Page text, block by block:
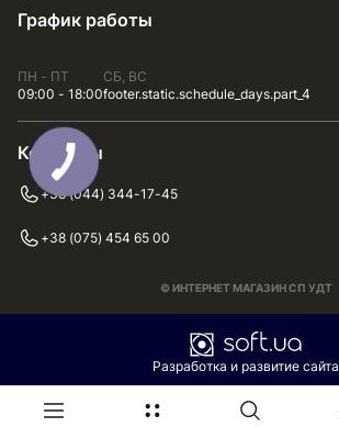
График работы
ПН - ПТ
09:00 - 18:00
СБ, ВС
footer.static.schedule_days.part_4
Контакты
+38 (044) 344-17-45
+38 (075) 454 65 00
© ИНТЕРНЕТ МАГАЗИН СП УДТ
Разработка и развитие сайта